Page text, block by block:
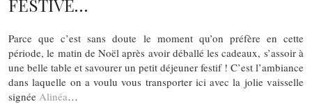
FESTIVE…
Parce que c’est sans doute le moment qu’on préfère en cette
période, le matin de Noël après avoir déballé les cadeaux, s’assoir à
une belle table et savourer un petit déjeuner festif ! C’est l’ambiance
dans laquelle on a voulu vous transporter ici avec la jolie vaisselle
signée Alinéa…